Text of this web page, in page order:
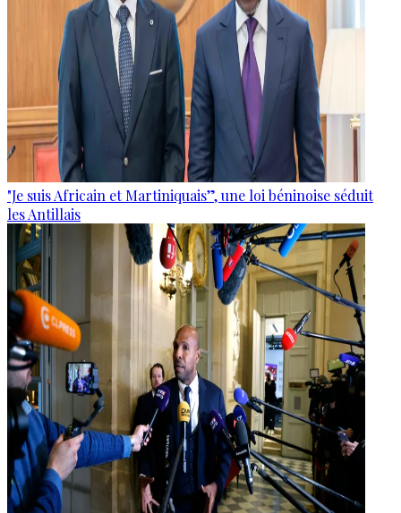
"Je suis Africain et Martiniquais”, une loi béninoise séduit
les Antillais